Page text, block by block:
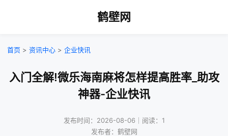
鹤壁网
首页 > 资讯中心 > 企业快讯
入门全解!微乐海南麻将怎样提高胜率_助攻
神器-企业快讯
发布时间：2026-08-06｜阅读：1
发布者：鹤壁网